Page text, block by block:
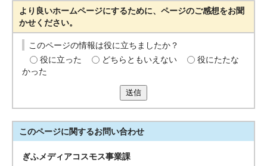
より良いホームページにするために、ページのご感想をお聞
かせください。
このページの情報は役に立ちましたか？
役に立った
どちらともいえない
役にたたな
かった
送信
このページに関するお問い合わせ
ぎふメディアコスモス事業課